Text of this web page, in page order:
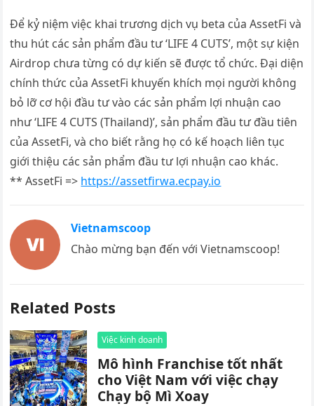
Để kỷ niệm việc khai trương dịch vụ beta của AssetFi và
thu hút các sản phẩm đầu tư ‘LIFE 4 CUTS’, một sự kiện
Airdrop chưa từng có dự kiến sẽ được tổ chức. Đại diện
chính thức của AssetFi khuyến khích mọi người không
bỏ lỡ cơ hội đầu tư vào các sản phẩm lợi nhuận cao
như ‘LIFE 4 CUTS (Thailand)’, sản phẩm đầu tư đầu tiên
của AssetFi, và cho biết rằng họ có kế hoạch liên tục
giới thiệu các sản phẩm đầu tư lợi nhuận cao khác.
** AssetFi => https://assetfirwa.ecpay.io
Vietnamscoop
Chào mừng bạn đến với Vietnamscoop!
Related Posts
Việc kinh doanh
Mô hình Franchise tốt nhất
cho Việt Nam với việc chạy
Chạy bộ Mì Xoay